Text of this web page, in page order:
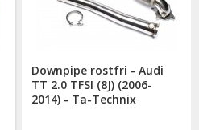
Downpipe rostfri - Audi
TT 2.0 TFSI (8J) (2006-
2014) - Ta-Technix